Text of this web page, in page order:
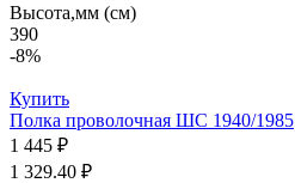
Высота,мм (см)
390
-8%
Купить
Полка проволочная ШС 1940/1985
1 445 ₽
1 329.40 ₽